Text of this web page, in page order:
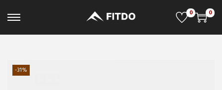
0 0
-31%